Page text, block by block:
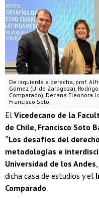
De izquierda a derecha, prof.
Gómez (U. de Zaragoza),
Comparado), Decana Eleonora
Francisco Soto.
El Vicedecano de la
de Chile, Francisco Soto
“Los desafíos del
metodologías e
Universidad de los Andes
dicha casa de estudios y el
Comparado.